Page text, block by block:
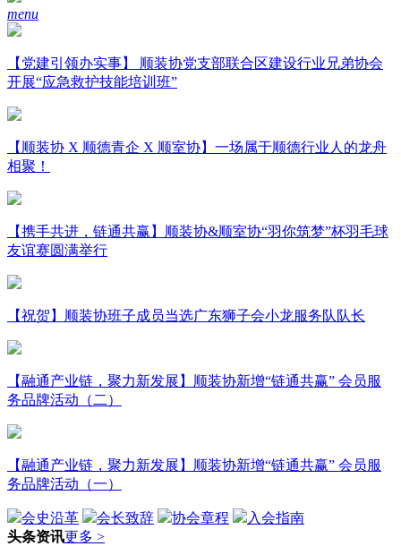
menu
【党建引领办实事】 顺装协党支部联合区建设行业兄弟协会
开展“应急救护技能培训班”
【顺装协 X 顺德青企 X 顺室协】一场属于顺德行业人的龙舟
相聚！
【携手共进，链通共赢】顺装协&顺室协“羽你筑梦”杯羽毛球
友谊赛圆满举行
【祝贺】顺装协班子成员当选广东狮子会小龙服务队队长
【融通产业链，聚力新发展】顺装协新增“链通共赢” 会员服
务品牌活动（二）
【融通产业链，聚力新发展】顺装协新增“链通共赢” 会员服
务品牌活动（一）
会史沿革 会长致辞 协会章程
入会指南
头条资讯更多 >